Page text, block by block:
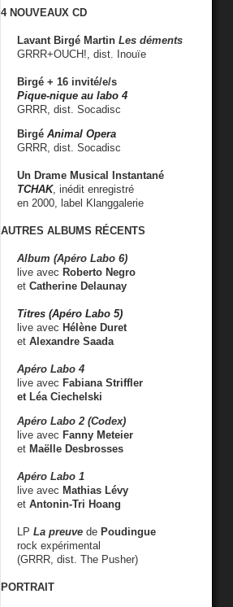
4 NOUVEAUX CD
Lavant Birgé Martin Les déments
GRRR+OUCH!, dist. Inouïe
Birgé + 16 invité/e/s
Pique-nique au labo 4
GRRR, dist. Socadisc
Birgé Animal Opera
GRRR, dist. Socadisc
Un Drame Musical Instantané
TCHAK, inédit enregistré
en 2000, label Klanggalerie
AUTRES ALBUMS RÉCENTS
Album (Apéro Labo 6)
live avec Roberto Negro
et Catherine Delaunay
Titres (Apéro Labo 5)
live avec Hélène Duret
et Alexandre Saada
Apéro Labo 4
live avec Fabiana Striffler
et Léa Ciechelski
Apéro Labo 2 (Codex)
live avec Fanny Meteier
et Maëlle Desbrosses
Apéro Labo 1
live avec Mathias Lévy
et Antonin-Tri Hoang
LP La preuve de Poudingue
rock expérimental
(GRRR, dist. The Pusher)
PORTRAIT